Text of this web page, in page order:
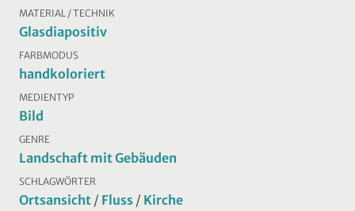
MATERIAL / TECHNIK
Glasdiapositiv
FARBMODUS
handkoloriert
MEDIENTYP
Bild
GENRE
Landschaft mit Gebäuden
SCHLAGWÖRTER
Ortsansicht / Fluss / Kirche